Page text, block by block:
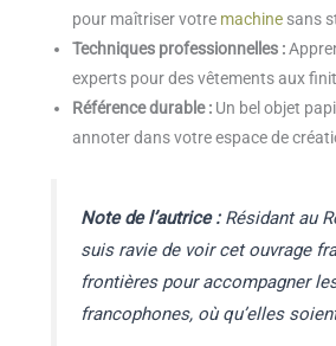
pour maîtriser votre machine sans
Techniques professionnelles :
experts pour des vêtements aux
Référence durable : Un bel objet
annoter dans votre espace de
Note de l’autrice :Résidant au
suis ravie de voir cet ouvrage
frontières pour accompagner
francophones, où qu’elles